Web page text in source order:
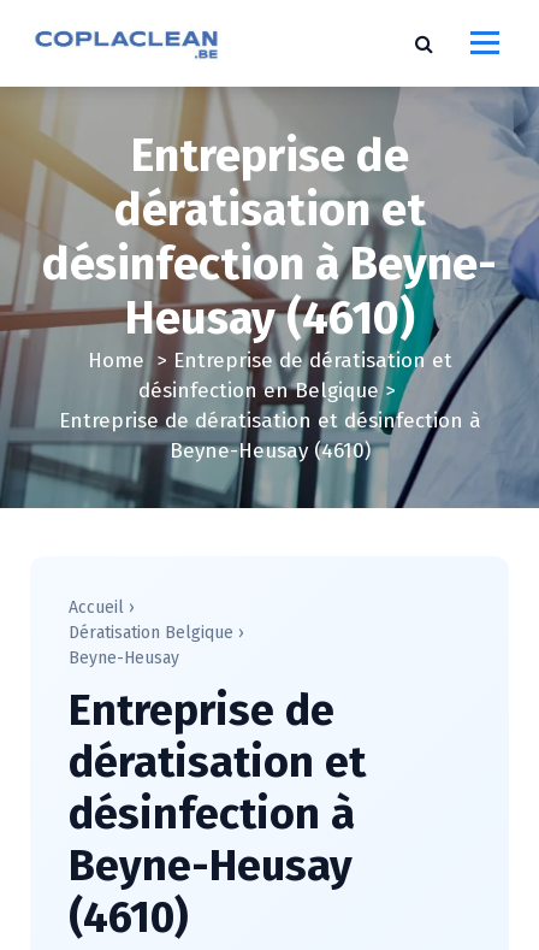
e
n
t
Entreprise de
dératisation et
désinfection à Beyne-
Heusay (4610)
Home > Entreprise de dératisation et
désinfection en Belgique>
Entreprise de dératisation et désinfection à
Beyne-Heusay (4610)
Accueil ›
Dératisation Belgique ›
Beyne-Heusay
Entreprise de
dératisation et
désinfection à
Beyne-Heusay
(4610)